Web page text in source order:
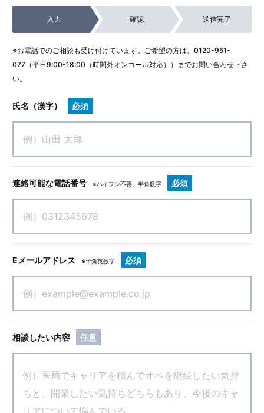
入力 確認 送信完了
※お電話でのご相談も受け付けています。ご希望の方は、 0120-951-
077 （平日9:00-18:00（時間外オンコール対応））までお問い合わせ下さ
い。
氏名（漢字） 必須
連絡可能な電話番号 ※ハイフン不要、半角数字 必須
Eメールアドレス ※半角英数字 必須
相談したい内容 任意